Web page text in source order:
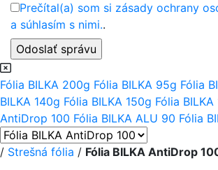
Prečítal(a) som si zásady ochrany
a súhlasím s nimi..
Fólia BILKA 200g Fólia BILKA 95g Fólia
BILKA 140g Fólia BILKA 150g Fólia BILKA
AntiDrop 100 Fólia BILKA ALU 90 Fólia
/ Strešná fólia / Fólia BILKA AntiDrop